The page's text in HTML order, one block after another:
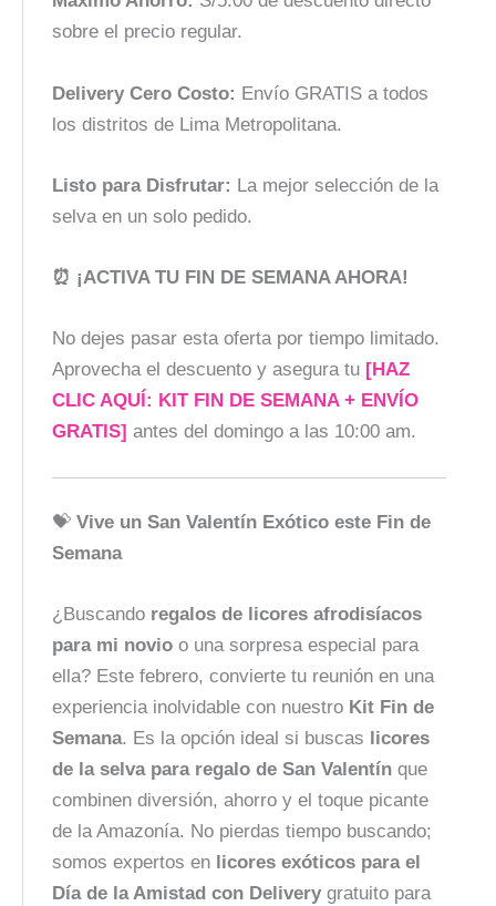
sobre el precio regular.
Delivery Cero Costo: Envío GRATIS a todos
los distritos de Lima Metropolitana.
Listo para Disfrutar: La mejor selección de la
selva en un solo pedido.
⏰ ¡ACTIVA TU FIN DE SEMANA AHORA!
No dejes pasar esta oferta por tiempo limitado.
Aprovecha el descuento y asegura tu [HAZ
CLIC AQUÍ: KIT FIN DE SEMANA + ENVÍO
GRATIS] antes del domingo a las 10:00 am.
💝 Vive un San Valentín Exótico este Fin de
Semana
¿Buscando regalos de licores afrodisíacos
para mi novioo una sorpresa especial para
ella? Este febrero, convierte tu reunión en una
experiencia inolvidable con nuestro Kit Fin de
Semana. Es la opción ideal si buscas licores
de la selva para regalo de San Valentínque
combinen diversión, ahorro y el toque picante
de la Amazonía. No pierdas tiempo buscando;
somos expertos en licores exóticos para el
Día de la Amistad con Deliverygratuito para